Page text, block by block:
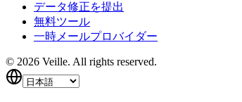
データ修正を提出
無料ツール
一時メールプロバイダー
© 2026 Veille. All rights reserved.